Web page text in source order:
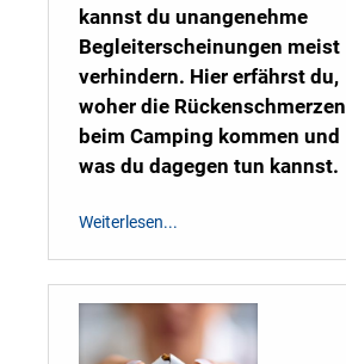
kannst du unangenehme
Begleiterscheinungen meist
verhindern. Hier erfährst du,
woher die Rückenschmerzen
beim Camping kommen und
was du dagegen tun kannst.
Weiterlesen...